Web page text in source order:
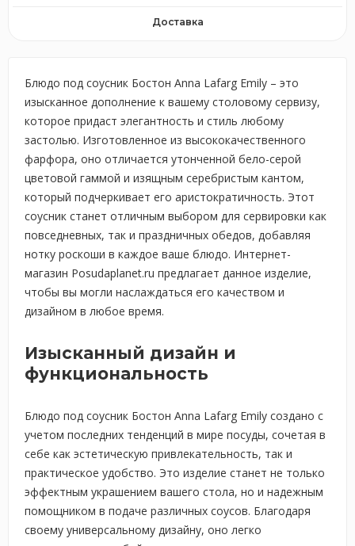
Доставка
Блюдо под соусник Бостон Anna Lafarg Emily – это
изысканное дополнение к вашему столовому сервизу,
которое придаст элегантность и стиль любому
застолью. Изготовленное из высококачественного
фарфора, оно отличается утонченной бело-серой
цветовой гаммой и изящным серебристым кантом,
который подчеркивает его аристократичность. Этот
соусник станет отличным выбором для сервировки как
повседневных, так и праздничных обедов, добавляя
нотку роскоши в каждое ваше блюдо. Интернет-
магазин Posudaplanet.ru предлагает данное изделие,
чтобы вы могли наслаждаться его качеством и
дизайном в любое время.
Изысканный дизайн и
функциональность
Блюдо под соусник Бостон Anna Lafarg Emily создано с
учетом последних тенденций в мире посуды, сочетая в
себе как эстетическую привлекательность, так и
практическое удобство. Это изделие станет не только
эффектным украшением вашего стола, но и надежным
помощником в подаче различных соусов. Благодаря
своему универсальному дизайну, оно легко